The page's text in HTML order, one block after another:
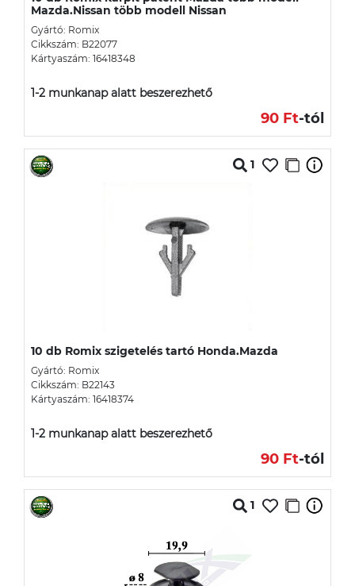
Mazda.Nissan több modell Nissan
Gyártó: Romix
Cikkszám: B22077
Kártyaszám: 16418348
1-2 munkanap alatt beszerezhető
90 Ft-tól
1
10 db Romix szigetelés tartó Honda.Mazda
Gyártó: Romix
Cikkszám: B22143
Kártyaszám: 16418374
1-2 munkanap alatt beszerezhető
90 Ft-tól
1